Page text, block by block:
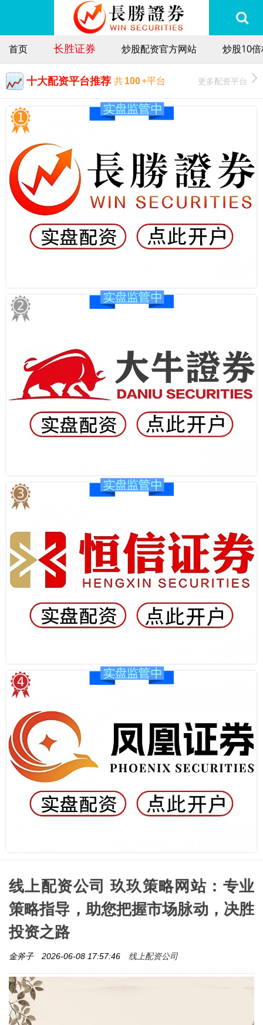
首页 长胜证券 炒股配资官方网站 炒股10
十大配资平台推荐 共100+平台 更多配资平台
线上配资公司 玖玖策略网站：专业
策略指导，助您把握市场脉动，决胜
投资之路
金斧子 2026-06-08 17:57:46 线上配资公司